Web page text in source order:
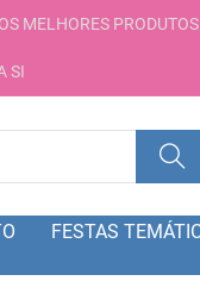
MELHORES PRODUTOS
SI
FESTAS